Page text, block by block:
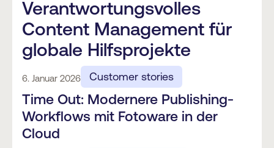
Verantwortungsvolles
Content Management für
globale Hilfsprojekte
6. Januar 2026 Customer stories
Time Out: Modernere Publishing-
Workflows mit Fotoware in der
Cloud